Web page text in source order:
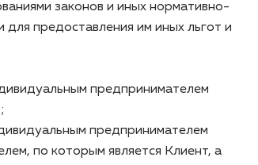
законов и иных нормативно-
для предоставления им иных льгот и
предпринимателем
предпринимателем
по которым является Клиент, а